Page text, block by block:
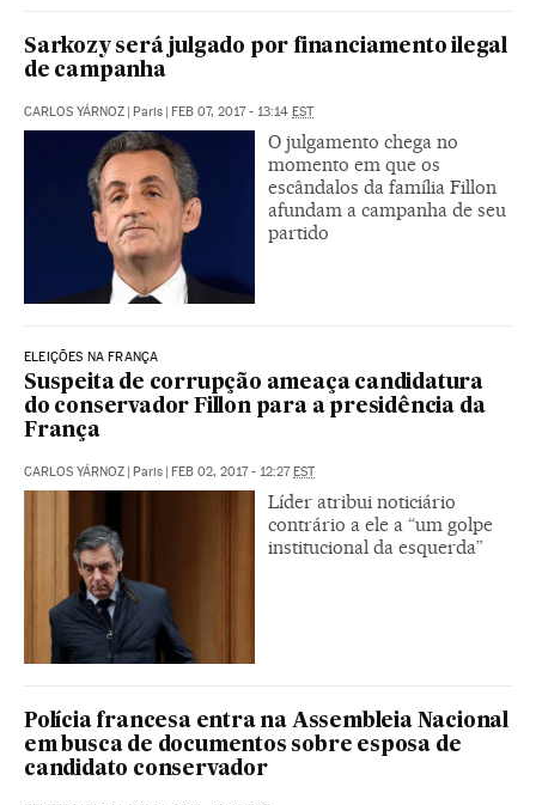
Sarkozy será julgado por financiamento ilegal
de campanha
CARLOS YÁRNOZ | Paris | FEB 07, 2017 - 13:14 EST
O julgamento chega no
momento em que os
escândalos da família Fillon
afundam a campanha de seu
partido
ELEIÇÕES NA FRANÇA
Suspeita de corrupção ameaça candidatura
do conservador Fillon para a presidência da
França
CARLOS YÁRNOZ | Paris | FEB 02, 2017 - 12:27EST
Líder atribui noticiário
contrário a ele a “um golpe
institucional da esquerda”
Polícia francesa entra na Assembleia Nacional
em busca de documentos sobre esposa de
candidato conservador